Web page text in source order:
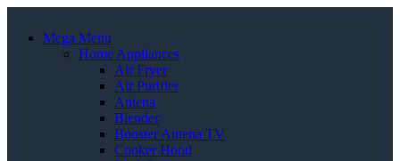
Mega Menu
Home Appliances
Air Fryer
Air Purifier
Antena
Blender
Booster Antena TV
Cooker Hood